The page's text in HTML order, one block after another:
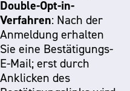
Double-Opt-in-
Verfahren: Nach der
Anmeldung erhalten
Sie eine Bestätigungs-
E-Mail; erst durch
Anklicken des